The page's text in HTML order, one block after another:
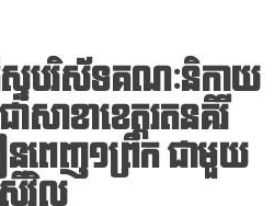
បរិស័ទគណៈនិកាយ
សាខាខេត្តរតនគិរី​
ពេញ១ព្រឹក ជាមួយ